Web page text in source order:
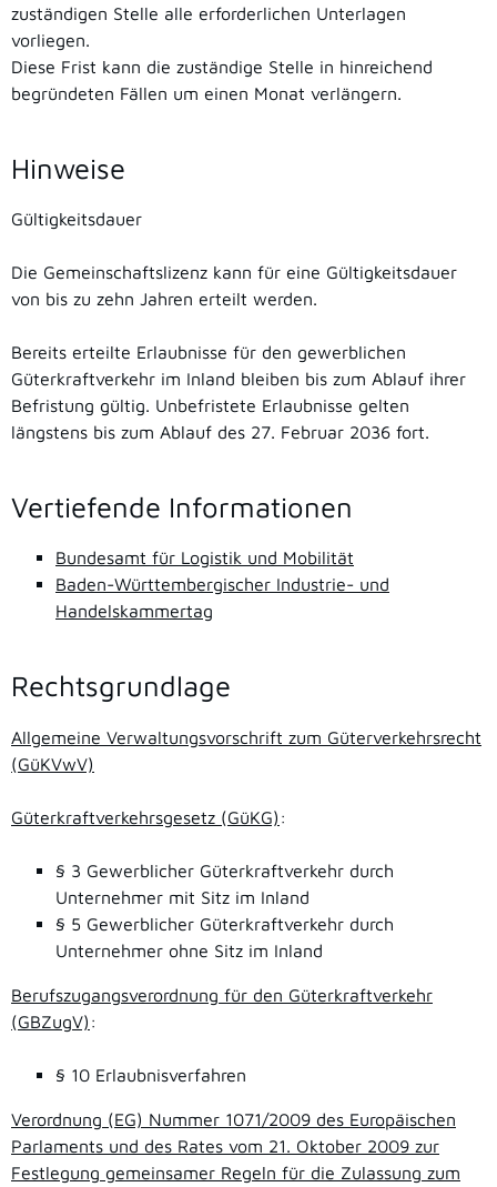
zuständigen Stelle alle erforderlichen Unterlagen
vorliegen.
Diese Frist kann die zuständige Stelle in hinreichend
begründeten Fällen um einen Monat verlängern.
Hinweise
Gültigkeitsdauer
Die Gemeinschaftslizenz kann für eine Gültigkeitsdauer
von bis zu zehn Jahren erteilt werden.
Bereits erteilte Erlaubnisse für den gewerblichen
Güterkraftverkehr im Inland bleiben bis zum Ablauf ihrer
Befristung gültig. Unbefristete Erlaubnisse gelten
längstens bis zum Ablauf des 27. Februar 2036 fort.
Vertiefende Informationen
Bundesamt für Logistik und Mobilität
Baden-Württembergischer Industrie- und
Handelskammertag
Rechtsgrundlage
Allgemeine Verwaltungsvorschrift zum Güterverkehrsrecht
(GüKVwV)
Güterkraftverkehrsgesetz (GüKG) :
§ 3 Gewerblicher Güterkraftverkehr durch
Unternehmer mit Sitz im Inland
§ 5 Gewerblicher Güterkraftverkehr durch
Unternehmer ohne Sitz im Inland
Berufszugangsverordnung für den Güterkraftverkehr
(GBZugV) :
§ 10 Erlaubnisverfahren
Verordnung (EG) Nummer 1071/2009 des Europäischen
Parlaments und des Rates vom 21. Oktober 2009 zur
Festlegung gemeinsamer Regeln für die Zulassung zum